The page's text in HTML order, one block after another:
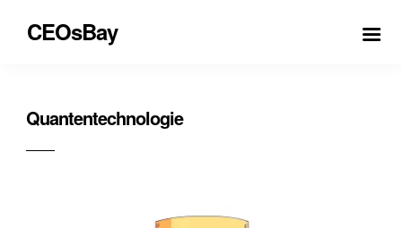
CEOsBay
Quantentechnologie